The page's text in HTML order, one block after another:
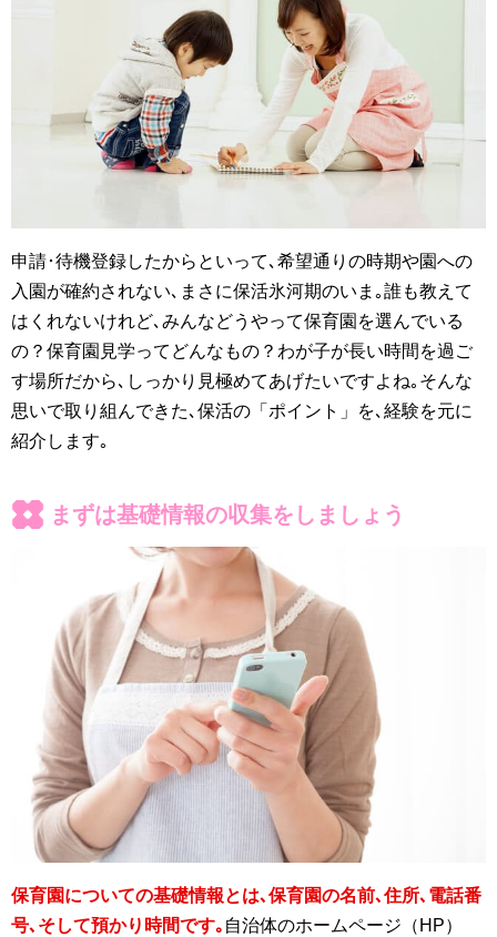
申請･待機登録したからといって､希望通りの時期や園への
入園が確約されない､まさに保活氷河期のいま｡誰も教えて
はくれないけれど､みんなどうやって保育園を選んでいる
の？保育園見学ってどんなもの？わが子が長い時間を過ご
す場所だから､しっかり見極めてあげたいですよね｡そんな
思いで取り組んできた､保活の「ポイント」を､経験を元に
紹介します｡
まずは基礎情報の収集をしましょう
保育園についての基礎情報とは､保育園の名前､住所､電話番
号､そして預かり時間です｡ 自治体のホームページ（HP）